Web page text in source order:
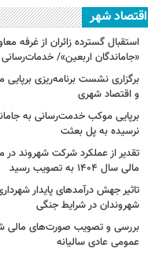
اقتصاد شهر
استقبال گسترده زائران از غرفه
«جاماندگان اربعین»/ خدمات‌رسانی به بیش
برگزاری نشست برنامه‌ریزی
و اقتصاد شهری
برپایی موکب خدمت‌رسانی به
نرسیده به پل بعثت
تقدیر از عملکرد شرکت شهروند
مالی سال ۱۴۰۴ به تصویب رسید
تاثیر جهش درآمدهای پایدار
شهروندان در شرایط جنگی
بررسی و تصویب صورت‌های مالی
عمومی عادی سالیانه